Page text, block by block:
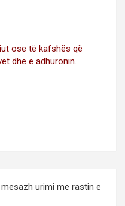
ose të kafshës që
dhe e adhuronin.
urimi me rastin e